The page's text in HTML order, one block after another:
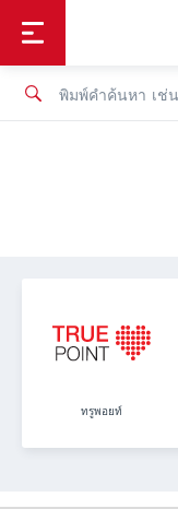
ลูกค้าบุคคล
ช้อป
เทรนด์เทคโนโลยี
ทรูพอยท์